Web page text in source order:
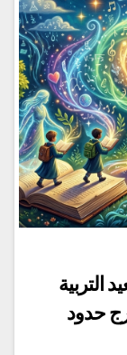
التربية
حدود